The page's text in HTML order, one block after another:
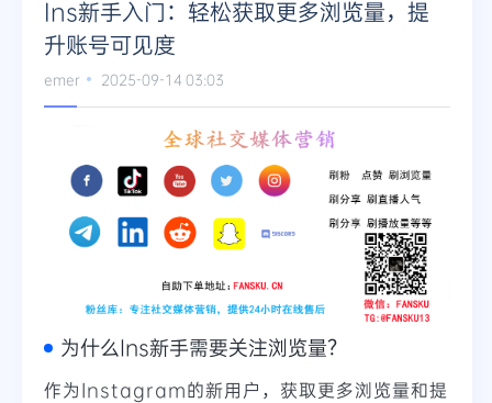
Twitter
Ins新手入门：轻松获取更多浏览量，提
升账号可见度
emer 2025-09-14 03:03
为什么Ins新手需要关注浏览量？
作为Instagram的新用户，获取更多浏览量和提